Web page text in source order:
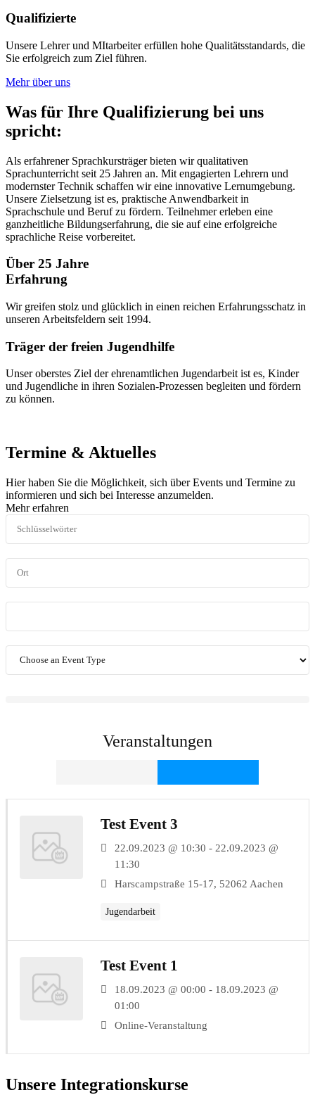
Qualifizierte
Unsere Lehrer und MItarbeiter erfüllen hohe Qualitätsstandards, die
Sie erfolgreich zum Ziel führen.
Mehr über uns
Was für Ihre Qualifizierung bei uns
spricht:
Als erfahrener Sprachkursträger bieten wir qualitativen
Sprachunterricht seit 25 Jahren an. Mit engagierten Lehrern und
modernster Technik schaffen wir eine innovative Lernumgebung.
Unsere Zielsetzung ist es, praktische Anwendbarkeit in
Sprachschule und Beruf zu fördern. Teilnehmer erleben eine
ganzheitliche Bildungserfahrung, die sie auf eine erfolgreiche
sprachliche Reise vorbereitet.
Über 25 Jahre
Erfahrung
Wir greifen stolz und glücklich in einen reichen Erfahrungsschatz in
unseren Arbeitsfeldern seit 1994.
Träger der freien Jugendhilfe
Unser oberstes Ziel der ehrenamtlichen Jugendarbeit ist es, Kinder
und Jugendliche in ihren Sozialen-Prozessen begleiten und fördern
zu können.
Termine & Aktuelles
Hier haben Sie die Möglichkeit, sich über Events und Termine zu
informieren und sich bei Interesse anzumelden.
Mehr erfahren
Veranstaltungen
Test Event 3
22.09.2023 @ 10:30 - 22.09.2023 @
11:30
Harscampstraße 15-17, 52062 Aachen
Jugendarbeit
Test Event 1
18.09.2023 @ 00:00 - 18.09.2023 @
01:00
Online-Veranstaltung
Unsere Integrationskurse